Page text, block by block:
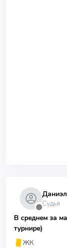
⬤Судья
В среднем за
турнире)
ЖК